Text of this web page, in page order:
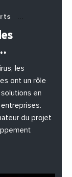
les
ont un rôle
en
du projet